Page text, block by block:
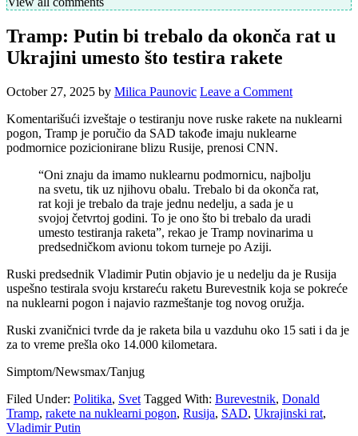
Tramp: Putin bi trebalo da okonča rat u
Ukrajini umesto što testira rakete
October 27, 2025 by Milica Paunovic Leave a Comment
Komentarišući izveštaje o testiranju nove ruske rakete na nuklearni
pogon, Tramp je poručio da SAD takođe imaju nuklearne
podmornice pozicionirane blizu Rusije, prenosi CNN.
“Oni znaju da imamo nuklearnu podmornicu, najbolju
na svetu, tik uz njihovu obalu. Trebalo bi da okonča rat,
rat koji je trebalo da traje jednu nedelju, a sada je u
svojoj četvrtoj godini. To je ono što bi trebalo da uradi
umesto testiranja raketa”, rekao je Tramp novinarima u
predsedničkom avionu tokom turneje po Aziji.
Ruski predsednik Vladimir Putin objavio je u nedelju da je Rusija
uspešno testirala svoju krstareću raketu Burevestnik koja se pokreće
na nuklearni pogon i najavio razmeštanje tog novog oružja.
Ruski zvaničnici tvrde da je raketa bila u vazduhu oko 15 sati i da je
za to vreme prešla oko 14.000 kilometara.
Simptom/Newsmax/Tanjug
Filed Under: Politika, Svet Tagged With: Burevestnik, Donald
Tramp, rakete na nuklearni pogon, Rusija, SAD, Ukrajinski rat,
Vladimir Putin